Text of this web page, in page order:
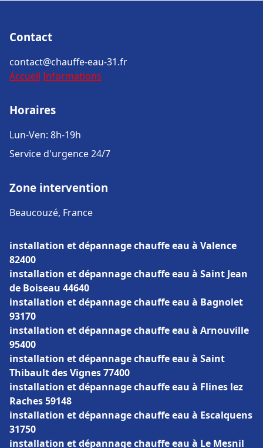
Contact
contact@chauffe-eau-31.fr
Accueil Informations
Horaires
Lun-Ven: 8h-19h
Service d'urgence 24/7
Zone intervention
Beaucouzé, France
installation et dépannage chauffe eau à Valence
82400
installation et dépannage chauffe eau à Saint Jean
de Boiseau 44640
installation et dépannage chauffe eau à Bagnolet
93170
installation et dépannage chauffe eau à Arnouville
95400
installation et dépannage chauffe eau à Saint
Thibault des Vignes 77400
installation et dépannage chauffe eau à Flines lez
Raches 59148
installation et dépannage chauffe eau à Escalquens
31750
installation et dépannage chauffe eau à Le Mesnil